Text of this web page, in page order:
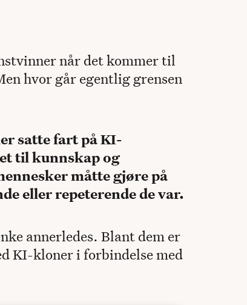
når det kommer til
hvor går egentlig grensen
satte fart på KI-
til kunnskap og
måtte gjøre på
eller repeterende de var.
annerledes. Blant dem er
KI-kloner i forbindelse med